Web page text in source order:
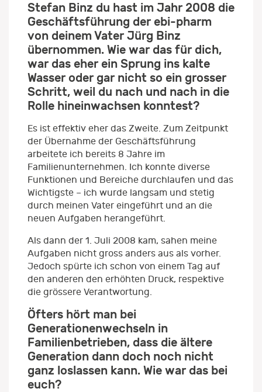
Stefan Binz du hast im Jahr 2008 die
Geschäftsführung der ebi-pharm
von deinem Vater Jürg Binz
übernommen. Wie war das für dich,
war das eher ein Sprung ins kalte
Wasser oder gar nicht so ein grosser
Schritt, weil du nach und nach in die
Rolle hineinwachsen konntest?
Es ist effektiv eher das Zweite. Zum Zeitpunkt
der Übernahme der Geschäftsführung
arbeitete ich bereits 8 Jahre im
Familienunternehmen. Ich konnte diverse
Funktionen und Bereiche durchlaufen und das
Wichtigste – ich wurde langsam und stetig
durch meinen Vater eingeführt und an die
neuen Aufgaben herangeführt.
Als dann der 1. Juli 2008 kam, sahen meine
Aufgaben nicht gross anders aus als vorher.
Jedoch spürte ich schon von einem Tag auf
den anderen den erhöhten Druck, respektive
die grössere Verantwortung.
Öfters hört man bei
Generationenwechseln in
Familienbetrieben, dass die ältere
Generation dann doch noch nicht
ganz loslassen kann. Wie war das bei
euch?